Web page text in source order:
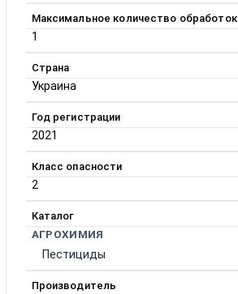
Максимальное количество обработок
1
Страна
Украина
Год регистрации
2021
Класс опасности
2
Каталог
АГРОХИМИЯ
Пестициды
Производитель